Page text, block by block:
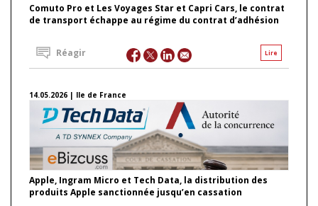
Comuto Pro et Les Voyages Star et Capri Cars, le contrat
de transport échappe au régime du contrat d’adhésion
Lire
Réagir
14.05.2026 | Ile de France
Apple, Ingram Micro et Tech Data, la distribution des
produits Apple sanctionnée jusqu’en cassation